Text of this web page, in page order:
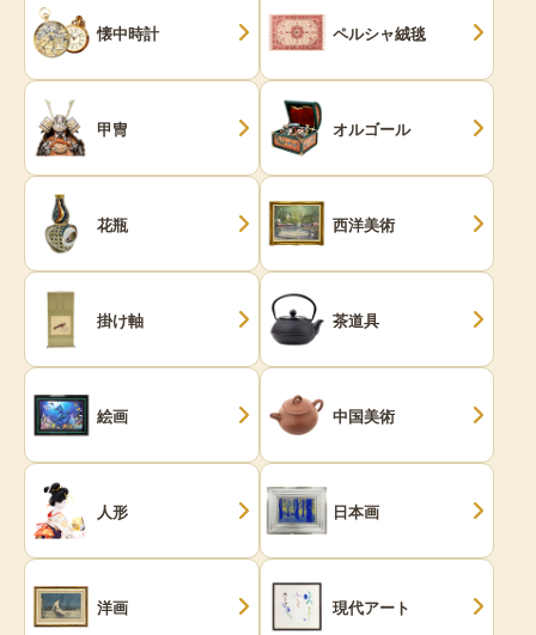
懐中時計 ペルシャ絨毯
甲冑 オルゴール
花瓶 西洋美術
掛け軸 茶道具
絵画 中国美術
人形 日本画
洋画 現代アート